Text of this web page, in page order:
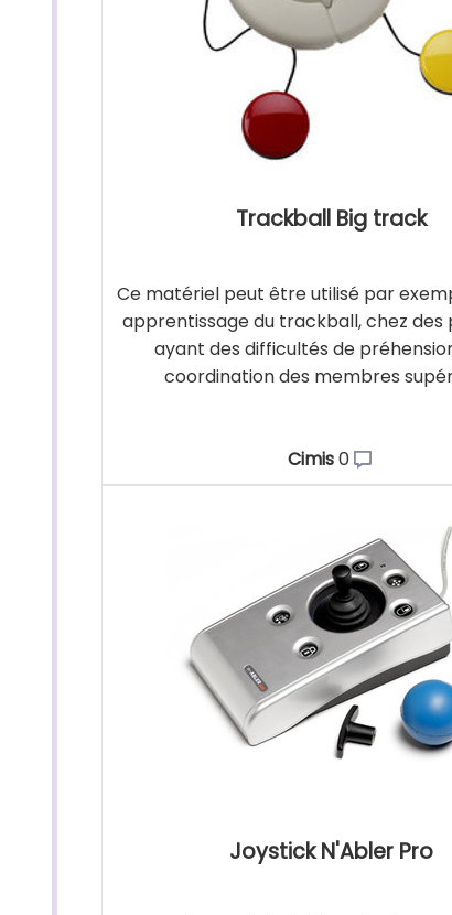
Trackball Big track
Ce matériel peut être utilisé par
apprentissage du trackball, chez des
ayant des difficultés de
coordination des membres
Cimis0
Joystick N'Abler Pro